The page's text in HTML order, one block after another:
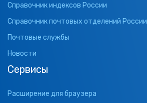
Справочник индексов России
Справочник почтовых отделений России
Почтовые службы
Новости
Сервисы
Расширение для браузера